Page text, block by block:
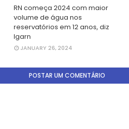
RN começa 2024 com maior
volume de água nos
reservatórios em 12 anos, diz
Igarn
JANUARY 26, 2024
POSTAR UM COMENTÁRIO